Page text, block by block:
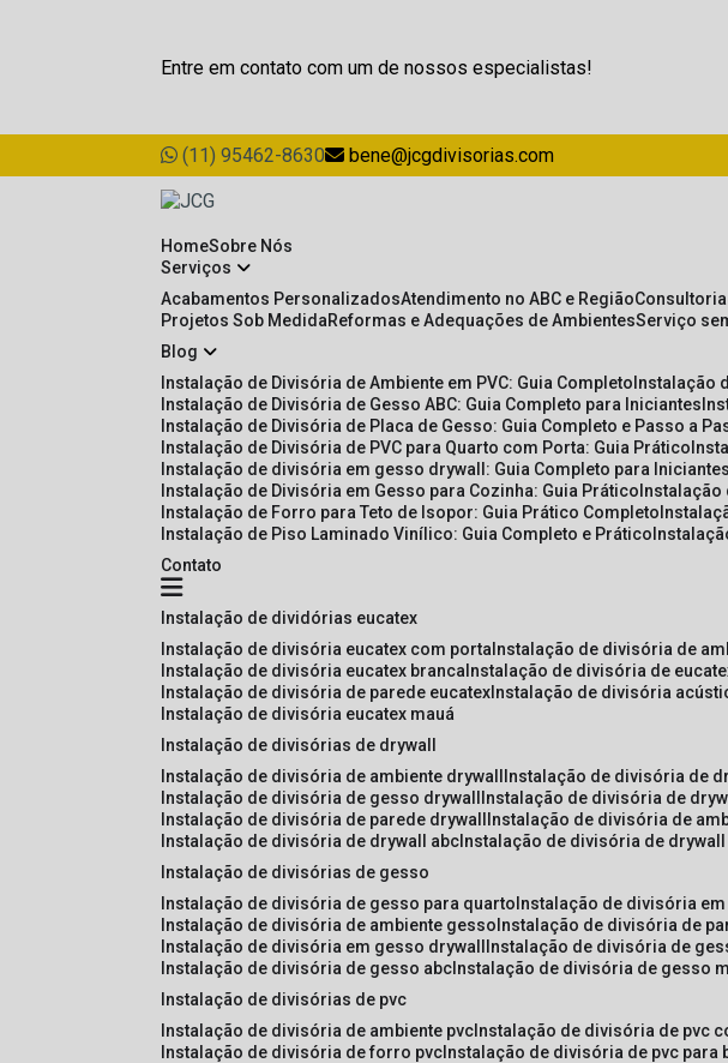
Entre em contato com um de nossos especialistas!
(11) 95462-8630 bene@jcgdivisorias.com
Home Sobre Nós
Serviços
Acabamentos Personalizados Atendimento no ABC e Região
Projetos Sob Medida
Reformas e Adequações de Ambientes Serviço
Blog
Instalação de Divisória de Ambiente em PVC: Guia Completo Instalação
Instalação de Divisória de Gesso ABC: Guia Completo para Iniciantes
Instalação de Divisória de Placa de Gesso: Guia Completo e Passo a
Instalação de Divisória de PVC para Quarto com Porta: Guia Prático
Instalação de divisória em gesso drywall: Guia Completo para Iniciantes
Instalação de Divisória em Gesso para Cozinha: Guia Prático
Instalação de Forro para Teto de Isopor: Guia Prático Completo
Instalação de Piso Laminado Vinílico: Guia Completo e Prático
Contato
instalação de dividórias eucatex
instalação de divisória eucatex com porta instalação de divisória de
instalação de divisória eucatex branca instalação de divisória de
instalação de divisória de parede eucatex instalação de divisória
instalação de divisória eucatex mauá
instalação de divisórias de drywall
instalação de divisória de ambiente drywall
instalação de divisória de
instalação de divisória de gesso drywall
instalação de divisória de
instalação de divisória de parede drywall
instalação de divisória de
instalação de divisória de drywall abc instalação de divisória de drywall
instalação de divisórias de gesso
instalação de divisória de gesso para quarto instalação de divisória
instalação de divisória de ambiente gesso instalação de divisória de
instalação de divisória em gesso drywall
instalação de divisória de
instalação de divisória de gesso abc instalação de divisória de gesso
instalação de divisórias de pvc
instalação de divisória de ambiente pvc instalação de divisória de pvc
instalação de divisória de forro pvc instalação de divisória de pvc para